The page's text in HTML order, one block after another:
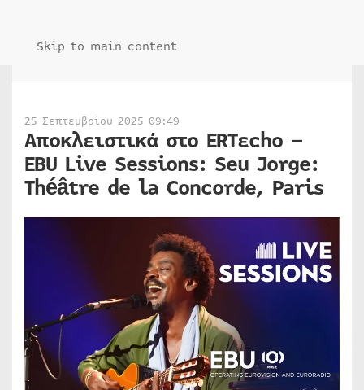
Skip to main content
25 Σεπτεμβρίου 2025 09:49
Αποκλειστικά στο ERTεcho –
EBU Live Sessions: Seu Jorge:
Théâtre de la Concorde, Paris